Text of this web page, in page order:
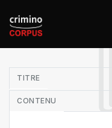
TITRE
CONTENU
Panneau de gestion des